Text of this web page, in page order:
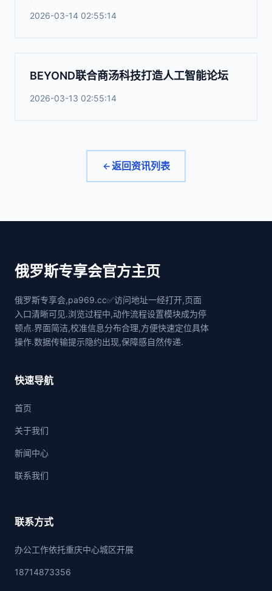
2026-03-14 02:55:14
BEYOND联合商汤科技打造人工智能论坛
2026-03-13 02:55:14
返回资讯列表
俄罗斯专享会官方主页
俄罗斯专享会,pa969.cc✅访问地址一经打开,页面
入口清晰可见.浏览过程中,动作流程设置模块成为停
顿点.界面简洁,校准信息分布合理,方便快速定位具体
操作.数据传输提示隐约出现,保障感自然传递.
快速导航
首页
关于我们
新闻中心
联系我们
联系方式
办公工作依托重庆中心城区开展
18714873356